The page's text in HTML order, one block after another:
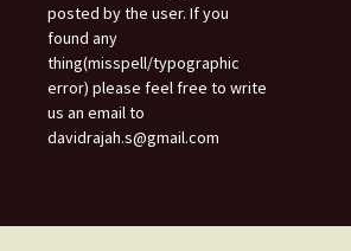
posted by the user. If you
found any
thing(misspell/typographic
error) please feel free to write
us an email to
davidrajah.s@gmail.com